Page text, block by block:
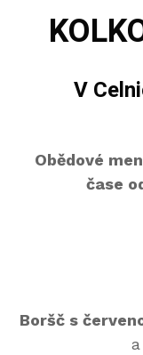
V
Obědové
čase
Boršč s